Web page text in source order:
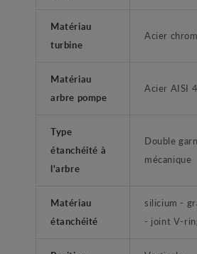
Matériau
turbine
Acier
Matériau
arbre pompe
Acier AISI
Type
étanchéité à
l'arbre
Double
mécanique
Matériau
étanchéité
silicium -
- joint V-